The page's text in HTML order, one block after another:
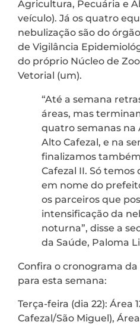
Agricultura, Pecuária e
veículo). Já os quatro
nebulização são do
de Vigilância
do próprio Núcleo de
Vetorial (um).
“Até a semana
áreas, mas
quatro semanas na
Alto Cafezal, e na
finalizamos também
Cafezal II. Só temos
em nome do
os parceiros que
intensificação da
noturna”, disse a
da Saúde, Paloma
Confira o cronograma
para esta semana:
Terça-feira (dia 22): Área
Cafezal/São Miguel), Área